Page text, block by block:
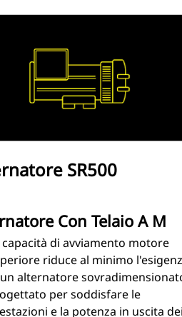
SR500
Con Telaio A M
capacità di avviamento motore
riduce al minimo
alternatore
per soddisfare le
e la potenza in uscita dei